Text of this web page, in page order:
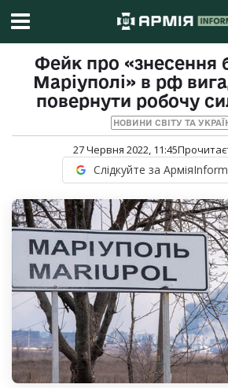
Фейк про «знесення
Маріуполі» в рф
повернути робочу
НОВИНИ СВІТУ ТА
27 Червня 2022, 11:45
Слідкуйте за